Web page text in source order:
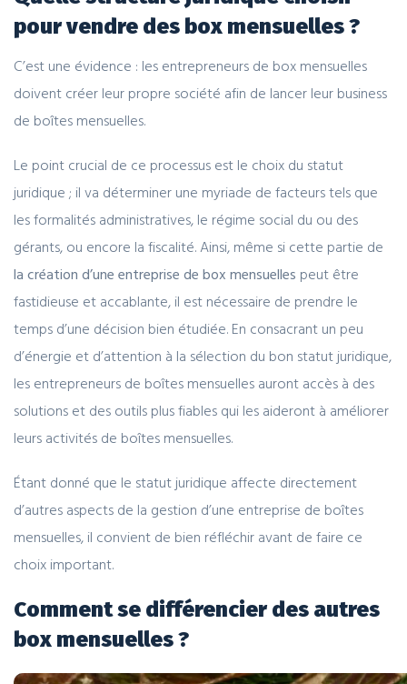
pour vendre des box mensuelles ?
C’est une évidence : les entrepreneurs de box mensuelles
doivent créer leur propre société afin de lancer leur business
de boîtes mensuelles.
Le point crucial de ce processus est le choix du statut
juridique ; il va déterminer une myriade de facteurs tels que
les formalités administratives, le régime social du ou des
gérants, ou encore la fiscalité. Ainsi, même si cette partie de
la création d’une entreprise de box mensuelles peut être
fastidieuse et accablante, il est nécessaire de prendre le
temps d’une décision bien étudiée. En consacrant un peu
d’énergie et d’attention à la sélection du bon statut juridique,
les entrepreneurs de boîtes mensuelles auront accès à des
solutions et des outils plus fiables qui les aideront à améliorer
leurs activités de boîtes mensuelles.
Étant donné que le statut juridique affecte directement
d’autres aspects de la gestion d’une entreprise de boîtes
mensuelles, il convient de bien réfléchir avant de faire ce
choix important.
Comment se différencier des autres
box mensuelles ?